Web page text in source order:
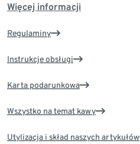
Więcej informacji
Regulaminy
Instrukcje obsługi
Karta podarunkowa
Wszystko na temat kawy
Utylizacja i skład naszych artykułów